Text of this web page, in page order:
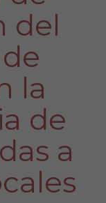
del
la
de
a